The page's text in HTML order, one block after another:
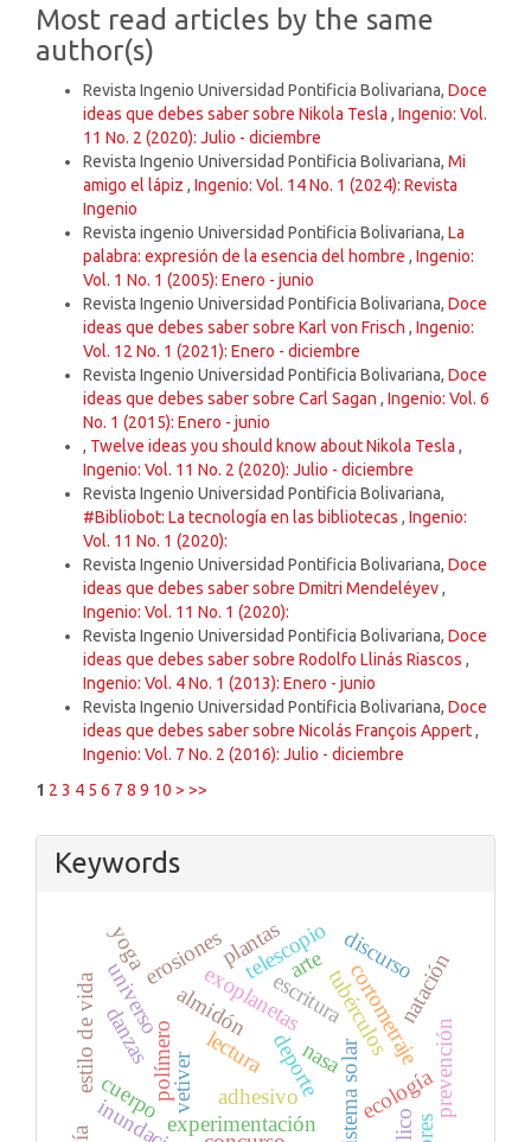
Most read articles by the same
author(s)
Revista Ingenio Universidad Pontificia Bolivariana, Doce
ideas que debes saber sobre Nikola Tesla , Ingenio: Vol.
11 No. 2 (2020): Julio - diciembre
Revista Ingenio Universidad Pontificia Bolivariana, Mi
amigo el lápiz , Ingenio: Vol. 14 No. 1 (2024): Revista
Ingenio
Revista ingenio Universidad Pontificia Bolivariana, La
palabra: expresión de la esencia del hombre , Ingenio:
Vol. 1 No. 1 (2005): Enero - junio
Revista Ingenio Universidad Pontificia Bolivariana, Doce
ideas que debes saber sobre Karl von Frisch , Ingenio:
Vol. 12 No. 1 (2021): Enero - diciembre
Revista Ingenio Universidad Pontificia Bolivariana, Doce
ideas que debes saber sobre Carl Sagan , Ingenio: Vol. 6
No. 1 (2015): Enero - junio
, Twelve ideas you should know about Nikola Tesla ,
Ingenio: Vol. 11 No. 2 (2020): Julio - diciembre
Revista Ingenio Universidad Pontificia Bolivariana,
#Bibliobot: La tecnología en las bibliotecas , Ingenio:
Vol. 11 No. 1 (2020):
Revista Ingenio Universidad Pontificia Bolivariana, Doce
ideas que debes saber sobre Dmitri Mendeléyev,
Ingenio: Vol. 11 No. 1 (2020):
Revista Ingenio Universidad Pontificia Bolivariana, Doce
ideas que debes saber sobre Rodolfo Llinás Riascos ,
Ingenio: Vol. 4 No. 1 (2013): Enero - junio
Revista Ingenio Universidad Pontificia Bolivariana, Doce
ideas que debes saber sobre Nicolás François Appert,
Ingenio: Vol. 7 No. 2 (2016): Julio - diciembre
1 2 3 4 5 6 7 8 9 10 > >>
Keywords
polímero
adhesivo
experimentación
almidón tubérculos
exoplanetas
telescopio
nasasistema solar
universo
lectura
escrituracortometraje
ecología
vetiver
erosiones
prevención
estilo de vida deporte
natación
discurso
yoga arte
cuerpo
danzas
plantas